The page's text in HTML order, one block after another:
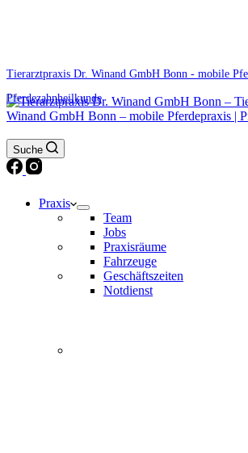
Tierarztpraxis Dr. Winand GmbH Bonn - mobile
Pferdezahnheilkunde
Suche
Praxis
Team
Jobs
Praxisräume
Fahrzeuge
Geschäftszeiten
Notdienst